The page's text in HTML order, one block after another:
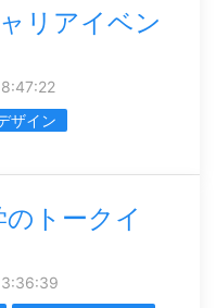
リアイベン
ザイン
トークイ